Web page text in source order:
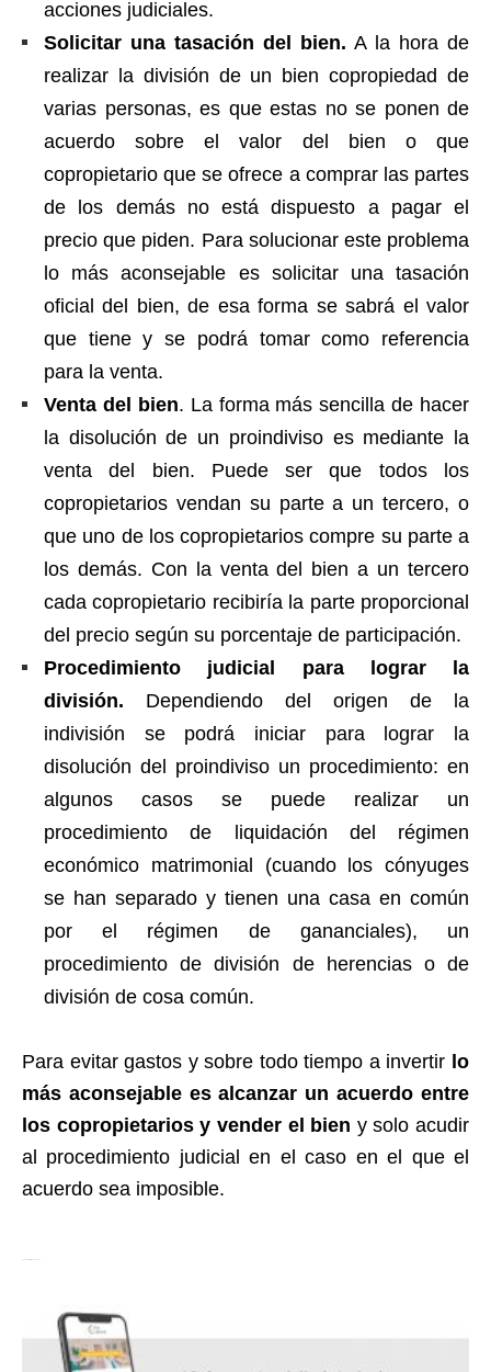
acciones judiciales.
Solicitar una tasación del bien.A la hora de
realizar la división de un bien copropiedad de
varias personas, es que estas no se ponen de
acuerdo sobre el valor del bien o que
copropietario que se ofrece a comprar las partes
de los demás no está dispuesto a pagar el
precio que piden. Para solucionar este problema
lo más aconsejable es solicitar una tasación
oficial del bien, de esa forma se sabrá el valor
que tiene y se podrá tomar como referencia
para la venta.
Venta del bien. La forma más sencilla de hacer
la disolución de un proindiviso es mediante la
venta del bien. Puede ser que todos los
copropietarios vendan su parte a un tercero, o
que uno de los copropietarios compre su parte a
los demás. Con la venta del bien a un tercero
cada copropietario recibiría la parte proporcional
del precio según su porcentaje de participación.
Procedimiento judicial para lograr la
división. Dependiendo del origen de la
indivisión se podrá iniciar para lograr la
disolución del proindiviso un procedimiento: en
algunos casos se puede realizar un
procedimiento de liquidación del régimen
económico matrimonial (cuando los cónyuges
se han separado y tienen una casa en común
por el régimen de gananciales), un
procedimiento de división de herencias o de
división de cosa común.
Para evitar gastos y sobre todo tiempo a invertir lo
más aconsejable es alcanzar un acuerdo entre
los copropietarios y vender el bien y solo acudir
al procedimiento judicial en el caso en el que el
acuerdo sea imposible.